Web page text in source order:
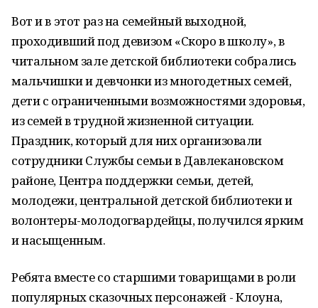
Вот и в этот раз на семейный выходной,
проходивший под девизом «Скоро в школу», в
читальном зале детской библиотеки собрались
мальчишки и девчонки из многодетных семей,
дети с ограниченными возможностями здоровья,
из семей в трудной жизненной ситуации.
Праздник, который для них организовали
сотрудники Службы семьи в Давлекановском
районе, Центра поддержки семьи, детей,
молодежи, центральной детской библиотеки и
волонтеры-молодогвардейцы, получился ярким
и насыщенным.
Ребята вместе со старшими товарищами в роли
популярных сказочных персонажей - Клоуна,